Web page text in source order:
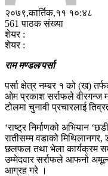
२०७९,कार्तिक,११ १०:४८
561 पाठक संख्या
शेयर :
शेयर :
राम मण्डल/पर्सा
पर्सा क्षेत्र नम्बर १ को (ख)
ओम प्रकाश सर्राफले वीरगन्ज
टोलमा चुनावी प्रचारलाई
‘राष्ट्र निर्माणको अभियान
रातीसम्म वडाको मिथिलानगर,
छलफल तथा भेला कार्यक्रम
उम्मेदवार सर्राफले आफनो
आग्रह गरे ।